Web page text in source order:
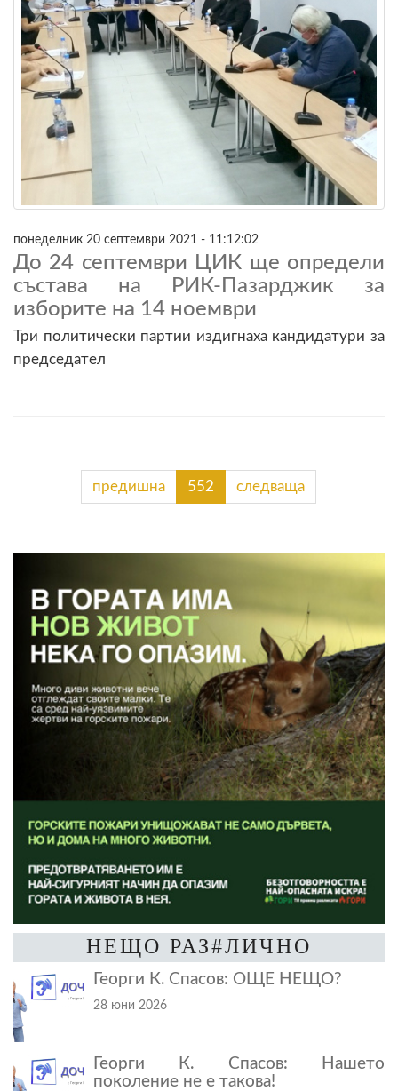
понеделник 20 септември 2021 - 11:12:02
До 24 септември ЦИК ще определи
състава на РИК-Пазарджик за
изборите на 14 ноември
Три политически партии издигнаха кандидатури за
председател
предишна 552 следваща
НЕЩО РАЗ#ЛИЧНО
Георги К. Спасов: ОЩЕ НЕЩО?
28 юни 2026
Георги К. Спасов: Нашето
поколение не е такова!